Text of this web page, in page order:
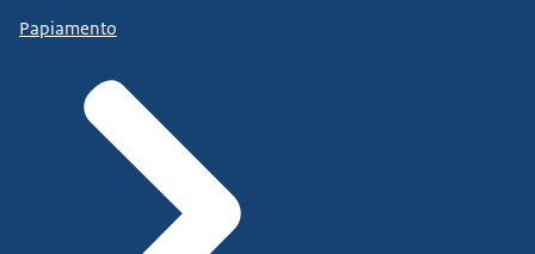
Papiamento